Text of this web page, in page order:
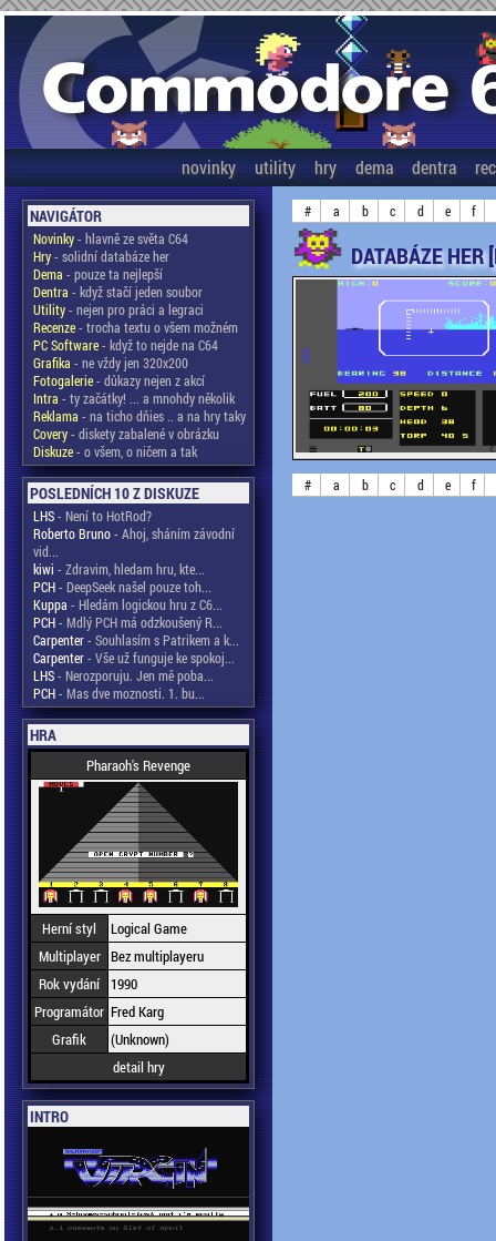
novinky utility hry dema dentra
NAVIGÁTOR
Novinky- hlavně ze světa C64
Hry- solidní databáze her
Dema - pouze ta nejlepší
Dentra - když stačí jeden soubor
Utility- nejen pro práci a legraci
Recenze- trocha textu o všem možném
PC Software- když to nejde na C64
Grafika - ne vždy jen 320x200
Fotogalerie- důkazy nejen z akcí
Intra - ty začátky! ... a mnohdy několik
Reklama - na ticho dňies .. a na hry taky
Covery- diskety zabalené v obrázku
Diskuze- o všem, o ničem a tak
POSLEDNÍCH 10 Z DISKUZE
LHS- Není to HotRod?
Roberto Bruno- Ahoj, sháním závodní
vid...
kiwi - Zdravim, hledam hru, kte...
PCH- DeepSeek našel pouze toh...
Kuppa - Hledám logickou hru z C6...
PCH- Mdlý PCH má odzkoušený R...
Carpenter- Souhlasím s Patrikem a k...
Carpenter- Vše už funguje ke spokoj...
LHS- Nerozporuju. Jen mě poba...
PCH- Mas dve moznosti. 1. bu...
HRA
Pharaoh's Revenge
Herní styl
Logical Game
Multiplayer Bez multiplayeru
Rok vydání
1990
Programátor Fred Karg
Grafik
(Unknown)
detail hry
INTRO
# a b c d e f
DATABÁZE HER
# a b c d e f